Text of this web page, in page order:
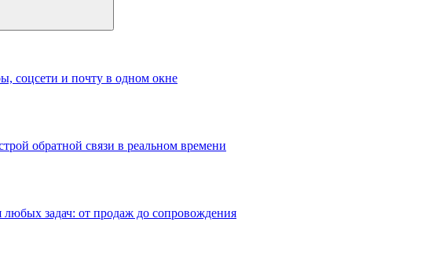
соцсети и почту в одном окне
обратной связи в реальном времени
задач: от продаж до сопровождения